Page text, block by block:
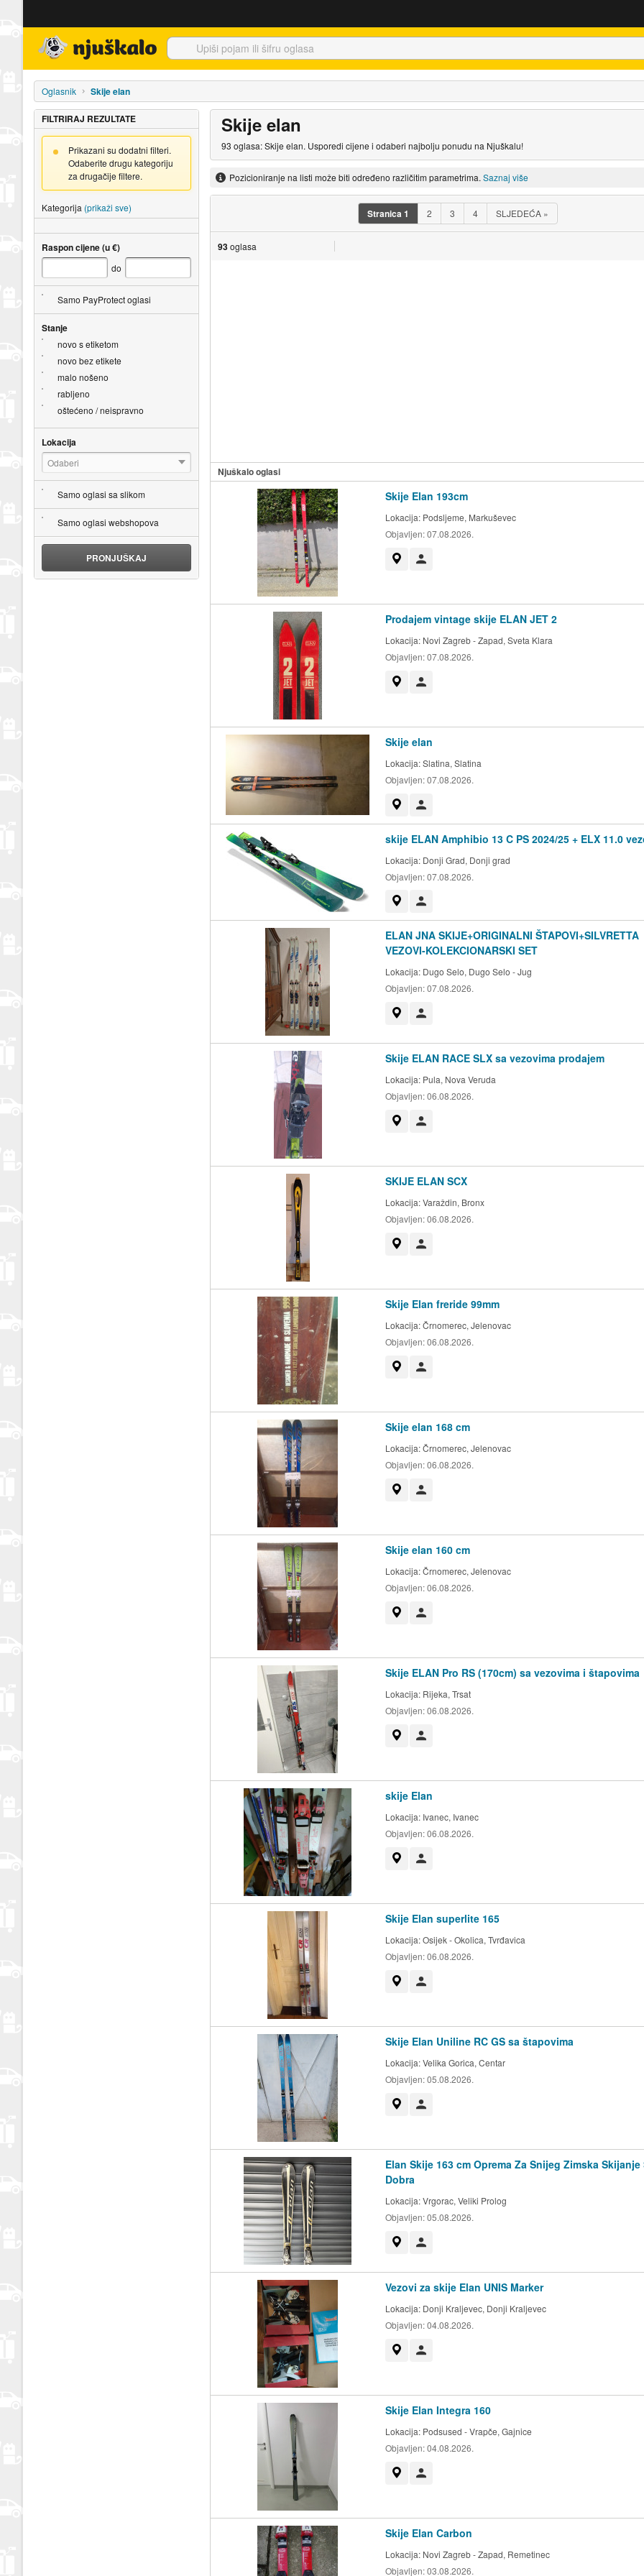
Oglasnik Skije elan
Skije elan
93 oglasa: Skije elan. Usporedi cijene i odaberi najbolju ponudu na Njuškalu!
Pozicioniranje na listi može biti određeno različitim parametrima. Saznaj više
Stranica1 2 3 4 SLJEDEĆA »
93oglasa
Njuškalo oglasi
Skije Elan 193cm
Lokacija: Podsljeme, Markuševec
Objavljen:07.08.2026.
Prodajem vintage skije ELAN JET 2
Lokacija: Novi Zagreb - Zapad, Sveta Klara
Objavljen:07.08.2026.
Skije elan
Lokacija:Slatina, Slatina
Objavljen:07.08.2026.
skije ELAN Amphibio 13 C PS 2024/25 + ELX 11.0
Lokacija: Donji Grad, Donji grad
Objavljen:07.08.2026.
ELAN JNA SKIJE+ORIGINALNI ŠTAPOVI+SILVRETTA
VEZOVI-KOLEKCIONARSKI SET
Lokacija: Dugo Selo, Dugo Selo - Jug
Objavljen:07.08.2026.
Skije ELAN RACE SLX sa vezovima prodajem
Lokacija: Pula, Nova Veruda
Objavljen:06.08.2026.
SKIJE ELAN SCX
Lokacija:Varaždin, Bronx
Objavljen:06.08.2026.
Skije Elan freride 99mm
Lokacija:Črnomerec, Jelenovac
Objavljen:06.08.2026.
Skije elan 168 cm
Lokacija:Črnomerec, Jelenovac
Objavljen:06.08.2026.
Skije elan 160 cm
Lokacija:Črnomerec, Jelenovac
Objavljen:06.08.2026.
Skije ELAN Pro RS (170cm) sa vezovima i štapovima
Lokacija: Rijeka, Trsat
Objavljen:06.08.2026.
skije Elan
Lokacija: Ivanec, Ivanec
Objavljen:06.08.2026.
Skije Elan superlite 165
Lokacija:Osijek - Okolica, Tvrđavica
Objavljen:06.08.2026.
Skije Elan Uniline RC GS sa štapovima
Lokacija:Velika Gorica, Centar
Objavljen:05.08.2026.
Elan Skije 163 cm Oprema Za Snijeg Zimska Skijanje
Dobra
Lokacija:Vrgorac, Veliki Prolog
Objavljen:05.08.2026.
Vezovi za skije Elan UNIS Marker
Lokacija: Donji Kraljevec, Donji Kraljevec
Objavljen:04.08.2026.
Skije Elan Integra 160
Lokacija: Podsused - Vrapče, Gajnice
Objavljen:04.08.2026.
Skije Elan Carbon
Lokacija: Novi Zagreb - Zapad, Remetinec
Objavljen:03.08.2026.
FILTRIRAJ REZULTATE
Prikazani su dodatni filteri.
Odaberite drugu kategoriju
za drugačije filtere.
Kategorija (prikaži sve)
Raspon cijene (u €)
do
Samo PayProtect oglasi
Stanje
novo s etiketom
novo bez etikete
malo nošeno
rabljeno
oštećeno / neispravno
Lokacija
Odaberi
Samo oglasi sa slikom
Samo oglasi webshopova
PRONJUŠKAJ